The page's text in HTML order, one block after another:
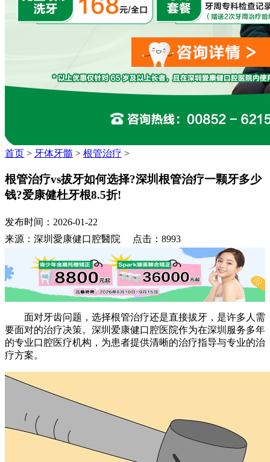
首页 > 牙体牙髓 > 根管治疗 >
根管治疗vs拔牙如何选择?深圳根管治疗一颗牙多少
钱?爱康健杜牙根8.5折!
发布时间：2026-01-22
来源：深圳愛康健口腔醫院 点击：8993
面对牙齿问题，选择根管治疗还是直接拔牙，是许多人需
要面对的治疗决策。深圳爱康健口腔医院作为在深圳服务多年
的专业口腔医疗机构，为患者提供清晰的治疗指导与专业的治
疗方案。